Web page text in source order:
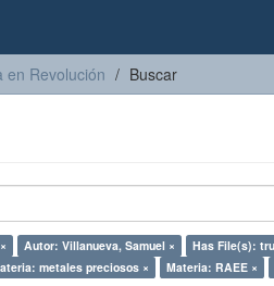
en Revolución Buscar
Autor: Villanueva, Samuel × Has File(s):
metales preciosos × Materia: RAEE ×